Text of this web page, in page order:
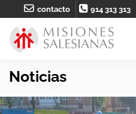
contacto 914 313 313
Noticias